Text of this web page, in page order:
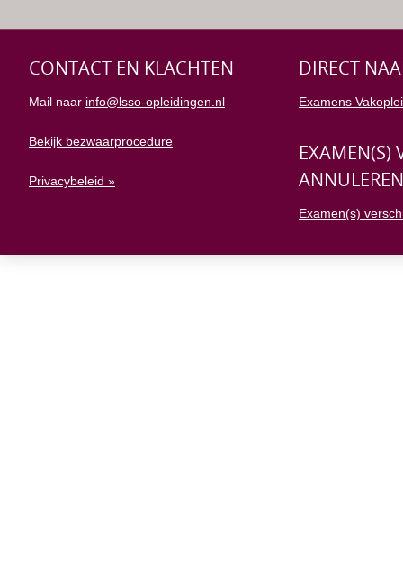
CONTACT EN KLACHTEN
Mail naar info@lsso-opleidingen.nl
Bekijk bezwaarprocedure
Privacybeleid »
DIRECT
Examens
EXAMEN(S)
ANNULEREN
Examen(s)